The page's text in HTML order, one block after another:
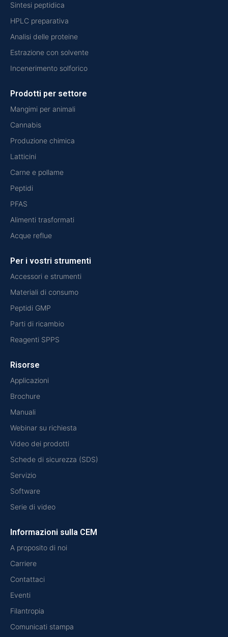
Sintesi peptidica
HPLC preparativa
Analisi delle proteine
Estrazione con solvente
Incenerimento solforico
Prodotti per settore
Mangimi per animali
Cannabis
Produzione chimica
Latticini
Carne e pollame
Peptidi
PFAS
Alimenti trasformati
Acque reflue
Per i vostri strumenti
Accessori e strumenti
Materiali di consumo
Peptidi GMP
Parti di ricambio
Reagenti SPPS
Risorse
Applicazioni
Brochure
Manuali
Webinar su richiesta
Video dei prodotti
Schede di sicurezza (SDS)
Servizio
Software
Serie di video
Informazioni sulla CEM
A proposito di noi
Carriere
Contattaci
Eventi
Filantropia
Comunicati stampa